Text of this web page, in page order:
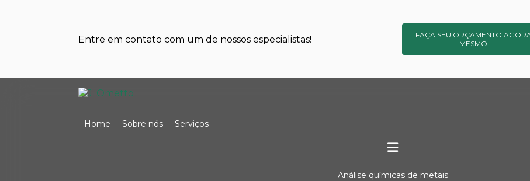
Entre em contato com um de nossos especialistas!
FAÇA SEU ORÇAMENTO
MESMO
Home Sobre nós Serviços
análise químicas de metais